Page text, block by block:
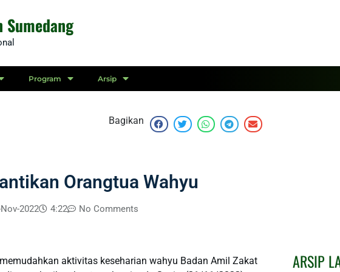
Sumedang
Program Arsip
Bagikan
Orangtua Wahyu
2022 4:22 No Comments
aktivitas keseharian wahyu Badan Amil Zakat
ARSIP